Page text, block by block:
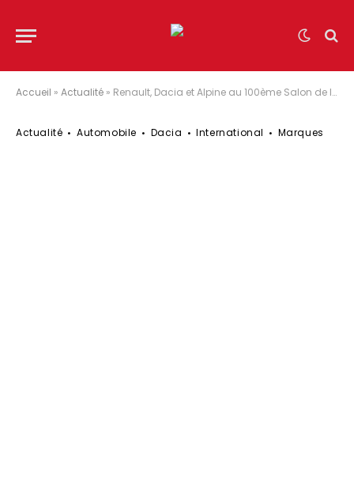
Accueil » Actualité » Renault, Dacia et Alpine au 100ème Salon de l’Auto de Bruxelles
Actualité Automobile Dacia International Marques